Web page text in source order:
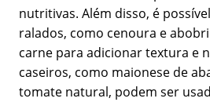
nutritivas. Além disso, é
ralados, como cenoura e
carne para adicionar textura e
caseiros, como maionese de
tomate natural, podem ser